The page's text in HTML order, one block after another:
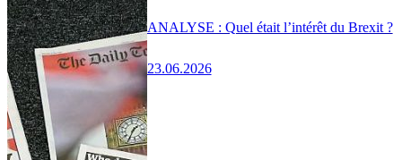
ANALYSE : Quel était l’intérêt du Brexit ?
23.06.2026